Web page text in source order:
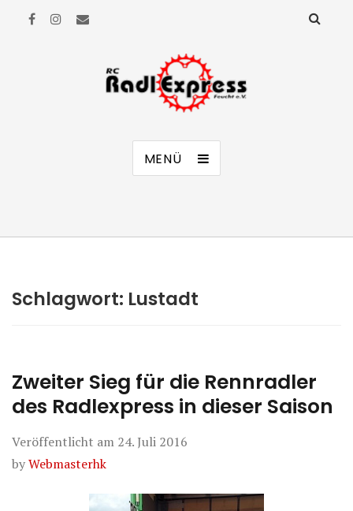
RC Radl Express Feucht e.V.
MENÜ
Schlagwort: Lustadt
Zweiter Sieg für die Rennradler
des Radlexpress in dieser Saison
Veröffentlicht am 24. Juli 2016
byWebmasterhk